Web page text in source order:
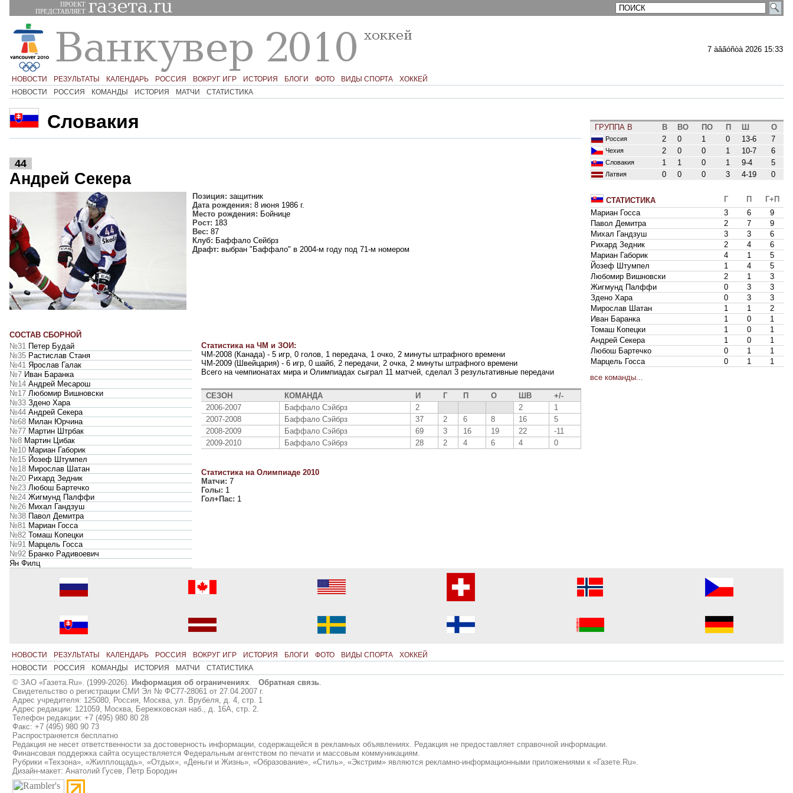
ПРОЕКТ
ПРЕДСТАВЛЯЕТ
7 àâãóñòà 2026 15:33
НОВОСТИ РЕЗУЛЬТАТЫ КАЛЕНДАРЬ РОССИЯ ВОКРУГ ИГР ИСТОРИЯ БЛОГИ ФОТО ВИДЫ СПОРТА
ХОККЕЙ
НОВОСТИ
РОССИЯ КОМАНДЫ ИСТОРИЯ МАТЧИ СТАТИСТИКА
Словакия
44
Андрей Секера
Позиция: защитник
Дата рождения: 8 июня 1986 г.
Место рождения: Бойнице
Рост: 183
Вес: 87
Клуб: Баффало Сейбрз
Драфт: выбран "Баффало" в 2004-м году под 71-м номером
Статистика на ЧМ и ЗОИ:
ЧМ-2008 (Канада) - 5 игр, 0 голов, 1 передача, 1 очко, 2 минуты штрафного времени
ЧМ-2009 (Швейцария) - 6 игр, 0 шайб, 2 передачи, 2 очка, 2 минуты штрафного времени
Всего на чемпионатах мира и Олимпиадах сыграл 11 матчей, сделал 3 результативные передачи
СЕЗОН КОМАНДА И Г П О ШВ
+/-
2006-2007
Баффало Сэйбрз 2 2
1
2007-2008
Баффало Сэйбрз 37 2 6 8 16
5
2008-2009
Баффало Сэйбрз 69 3 16 19 22
-11
2009-2010
Баффало Сэйбрз 28 2 4 6 4 0
Статистика на Олимпиаде 2010
Матчи: 7
Голы: 1
Гол+Пас: 1
СОСТАВ СБОРНОЙ
№31 Петер Будай
№35 Растислав Станя
№41 Ярослав Галак
№7 Иван Баранка
№14 Андрей Месарош
№17 Любомир Вишновски
№33 Здено Хара
№44 Андрей Секера
№68 Милан Юрчина
№77 Мартин Штрбак
№8 Мартин Цибак
№10 Мариан Габорик
№15 Йозеф Штумпел
№18 Мирослав Шатан
№20 Рихард Зедник
№23 Любош Бартечко
№24 Жигмунд Палффи
№26 Михал Гандзуш
№38 Павол Демитра
№81 Мариан Госса
№82 Томаш Копецки
№91 Марцель Госса
№92 Бранко Радивоевич
Ян Филц
ГРУППА B В ВО ПО П Ш О
Россия 2 0 1 0 13-6 7
Чехия 2 0 0 1 10-7 6
Словакия 1 1 0 1 9-4 5
Латвия 0 0 0 3 4-19 0
СТАТИСТИКА Г П
Г+П
Мариан Госса
3 6
9
Павол Демитра
2 7
9
Михал Гандзуш
3 3
6
Рихард Зедник
2 4
6
Мариан Габорик
4 1
5
Йозеф Штумпел
1 4
5
Любомир Вишновски
2 1
3
Жигмунд Палффи
0 3
3
Здено Хара
0 3
3
Мирослав Шатан
1 1
2
Иван Баранка
1 0
1
Томаш Копецки
1 0
1
Андрей Секера
1 0
1
Любош Бартечко
0 1
1
Марцель Госса
0 1
1
все команды...
НОВОСТИ РЕЗУЛЬТАТЫ КАЛЕНДАРЬ РОССИЯ ВОКРУГ ИГР ИСТОРИЯ БЛОГИ ФОТО ВИДЫ СПОРТА
ХОККЕЙ
НОВОСТИ
РОССИЯ КОМАНДЫ ИСТОРИЯ МАТЧИ СТАТИСТИКА
© ЗАО «Газета.Ru». (1999-2026). Информация об ограничениях Обратная связь
Свидетельство о регистрации СМИ Эл № ФС77-28061 от 27.04.2007 г.
Адрес учредителя: 125080, Россия, Москва, ул. Врубеля, д. 4, стр. 1
Адрес редакции: 121059, Москва, Бережковская наб., д. 16А, стр. 2.
Телефон редакции: +7 (495) 980 80 28
Факс: +7 (495) 980 90 73
Распространяется бесплатно
Редакция не несет ответственности за достоверность информации, содержащейся в рекламных объявлениях. Редакция не предоставляет справочной информации.
Финансовая поддержка сайта осуществляется Федеральным агентством по печати и массовым коммуникациям.
Рубрики «Техзона», «Жилплощадь», «Отдых», «Деньги и Жизнь», «Образование», «Стиль», «Экстрим» являются рекламно-информационными приложениями к «Газете.Ru».
Дизайн-макет: Анатолий Гусев, Петр Бородин